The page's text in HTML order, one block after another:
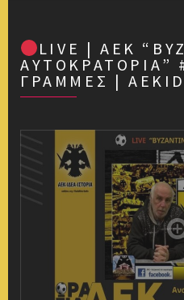
LIVE | ΑΕΚ
ΑΥΤΟΚΡΑΤΟΡΊΑ”
ΓΡΑΜΜΈΣ |